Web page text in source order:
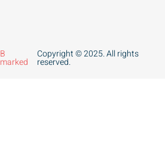
B
marked
Copyright © 2025. All rights
reserved.